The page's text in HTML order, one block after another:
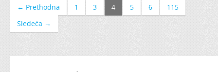
← Prethodna 1 3 4 5 6
115
Sledeća →